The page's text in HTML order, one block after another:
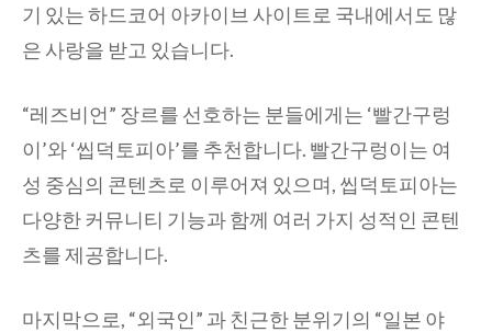
기 있는 하드코어 아카이브 사이트로 국내에서도 많
은 사랑을 받고 있습니다.
“레즈비언” 장르를 선호하는 분들에게는 ‘빨간구렁
이’와 ‘씹덕토피아’를 추천합니다. 빨간구렁이는 여
성 중심의 콘텐츠로 이루어져 있으며, 씹덕토피아는
다양한 커뮤니티 기능과 함께 여러 가지 성적인 콘텐
츠를 제공합니다.
마지막으로, “외국인” 과 친근한 분위기의 “일본 야